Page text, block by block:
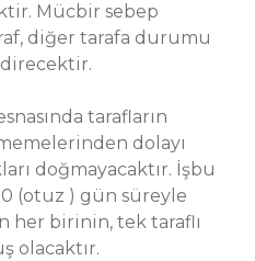
Mücbir sebep
diğer tarafa durumu
tarafların
dolayı
doğmayacaktır. İşbu
(otuz ) gün süreyle
her birinin, tek taraflı
olacaktır.